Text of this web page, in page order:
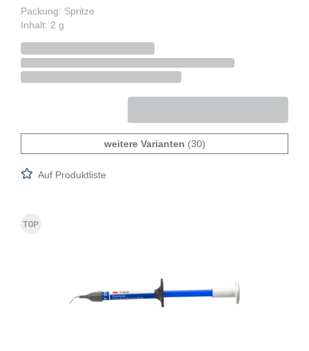
Packung: Spritze
Inhalt: 2 g
weitere Varianten (30)
Auf Produktliste